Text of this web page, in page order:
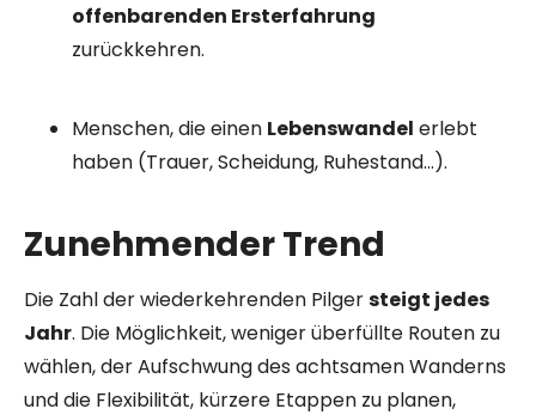
offenbarenden Ersterfahrung
zurückkehren.
Menschen, die einen Lebenswandel erlebt
haben (Trauer, Scheidung, Ruhestand…).
Zunehmender Trend
Die Zahl der wiederkehrenden Pilgersteigt jedes
Jahr. Die Möglichkeit, weniger überfüllte Routen zu
wählen, der Aufschwung des achtsamen Wanderns
und die Flexibilität, kürzere Etappen zu planen,